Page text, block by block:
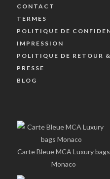
CONTACT
TERMES
POLITIQUE DE
IMPRESSION
POLITIQUE DE RETOUR
PRESSE
BLOG
Carte Bleue MCA Luxury bags
Monaco